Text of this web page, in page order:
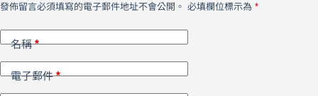
發佈留言必須填寫的電子郵件地址不會公開。 必填欄位標示為 *
名稱*
電子郵件*